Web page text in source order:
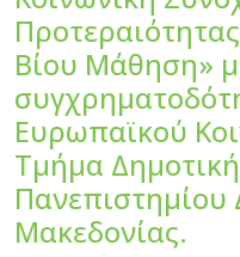
Βίου Μάθηση»
Ευρωπαϊκού
Τμήμα
Πανεπιστημίου
Μακεδονίας.